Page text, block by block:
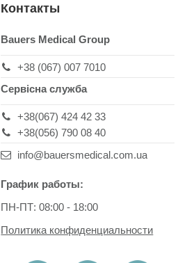
Контакты
Bauers Medical Group
+38 (067) 007 7010
Сервісна служба
+38(067) 424 42 33
+38(056) 790 08 40
info@bauersmedical.com.ua
График работы:
ПН-ПТ: 08:00 - 18:00
Политика конфиденциальности